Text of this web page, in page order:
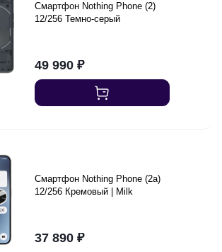
Смартфон Nothing Phone (2)
12/256 Темно-серый
49 990₽
Смартфон Nothing Phone (2a)
12/256 Кремовый | Milk
37 890₽